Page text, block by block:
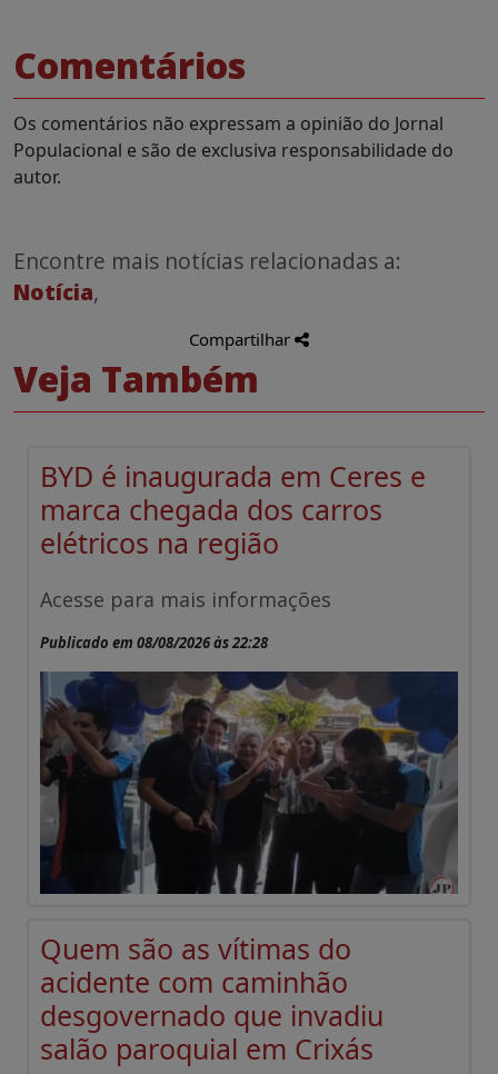
Comentários
Os comentários não expressam a opinião do Jornal
Populacional e são de exclusiva responsabilidade do
autor.
Encontre mais notícias relacionadas a:
Notícia,
Compartilhar
Veja Também
BYD é inaugurada em Ceres e
marca chegada dos carros
elétricos na região
Acesse para mais informações
Publicado em 08/08/2026 às 22:28
Quem são as vítimas do
acidente com caminhão
desgovernado que invadiu
salão paroquial em Crixás